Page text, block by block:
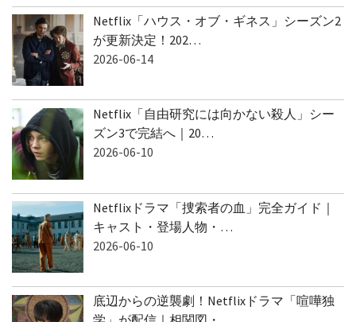
Netflix「ハウス・オブ・ギネス」シーズン2
が更新決定！202…
2026-06-14
Netflix「自由研究には向かない殺人」シー
ズン3で完結へ｜20…
2026-06-10
Netflixドラマ「捜索者の血」完全ガイド｜
キャスト・登場人物・…
2026-06-10
底辺からの逆襲劇！Netflixドラマ「喧嘩独
学」が配信｜相関図・…